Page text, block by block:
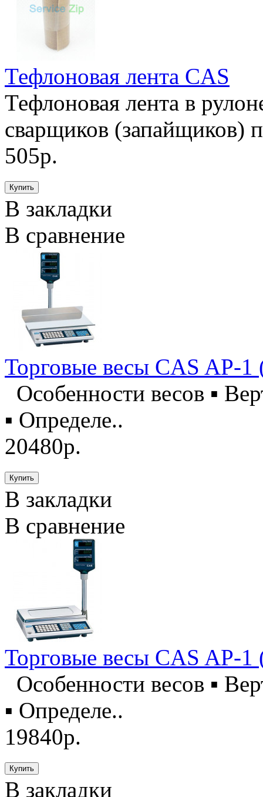
Тефлоновая лента CAS
Тефлоновая лента в
сварщиков (запайщиков)
505р.
В закладки
В сравнение
Торговые весы CAS AP-
Особенности весов ▪
▪ Определе..
20480р.
В закладки
В сравнение
Торговые весы CAS AP-
Особенности весов ▪
▪ Определе..
19840р.
В закладки